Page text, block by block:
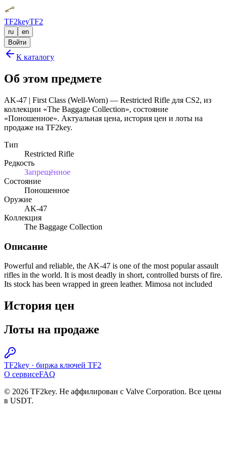
TF2keyTF2
ru
en
Войти
К каталогу
Об этом предмете
AK-47 | First Class (Well-Worn) — Restricted Rifle для CS2, из
коллекции «The Baggage Collection», состояние
«Поношенное». Актуальная цена, история цен и лоты на
продаже на TF2key.
Тип
Restricted Rifle
Редкость
Запрещённое
Состояние
Поношенное
Оружие
AK-47
Коллекция
The Baggage Collection
Описание
Powerful and reliable, the AK-47 is one of the most popular assault
rifles in the world. It is most deadly in short, controlled bursts of fire.
Its stock has been wrapped in green leather. Mimosa not included
История цен
Лоты на продаже
TF2key · биржа ключей TF2
О сервисеFAQ
© 2026 TF2key. Не аффилирован с Valve Corporation. Все цены
в USDT.